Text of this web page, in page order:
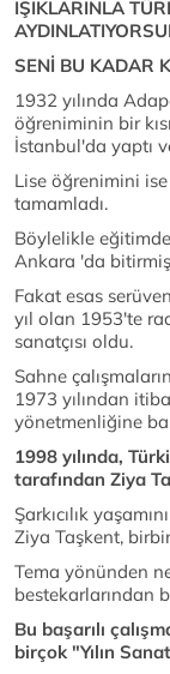
IŞIKLARINLA
SENİ BU KADAR
1932 yılında
öğreniminin bir
İstanbul'da yaptı
Lise öğrenimini
tamamladı.
Böylelikle
Ankara 'da
Fakat esas
yıl olan 1953'te
sanatçısı oldu.
Sahne
1973 yılından
yönetmenliğine
1998 yılında,
tarafından Ziya
Şarkıcılık
Ziya Taşkent,
Tema yönünden
bestekarlarından
Bu başarılı
birçok "Yılın